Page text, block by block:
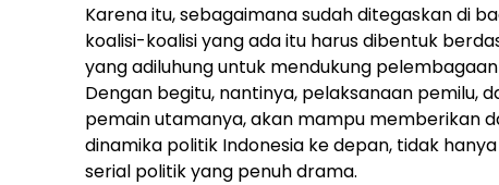
Karena itu, sebagaimana sudah ditegaskan di
koalisi-koalisi yang ada itu harus dibentuk
yang adiluhung untuk mendukung
Dengan begitu, nantinya, pelaksanaan pemilu,
pemain utamanya, akan mampu memberikan
dinamika politik Indonesia ke depan, tidak
serial politik yang penuh drama.